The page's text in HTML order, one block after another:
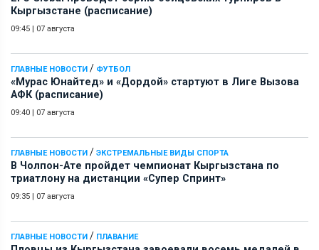
Кыргызстане (расписание)
09:45 | 07 августа
ГЛАВНЫЕ НОВОСТИ / ФУТБОЛ
«Мурас Юнайтед» и «Дордой» стартуют в Лиге Вызова
АФК (расписание)
09:40 | 07 августа
ГЛАВНЫЕ НОВОСТИ / ЭКСТРЕМАЛЬНЫЕ ВИДЫ СПОРТА
В Чолпон-Ате пройдет чемпионат Кыргызстана по
триатлону на дистанции «Супер Спринт»
09:35 | 07 августа
ГЛАВНЫЕ НОВОСТИ / ПЛАВАНИЕ